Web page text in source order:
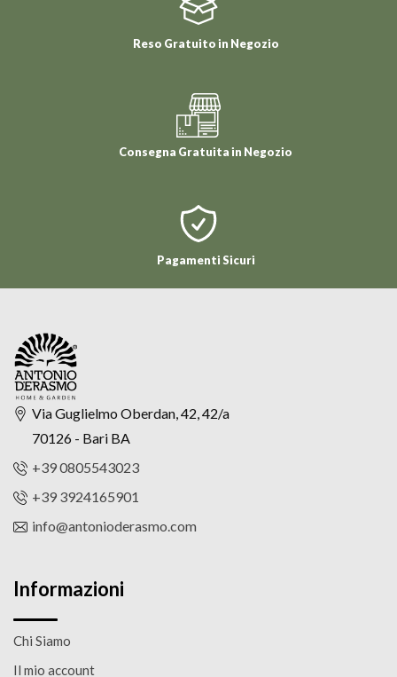
Reso Gratuito in Negozio
Consegna Gratuita in Negozio
Pagamenti Sicuri
Via Guglielmo Oberdan, 42, 42/a
70126 - Bari BA
+39 0805543023
+39 3924165901
info@antonioderasmo.com
Informazioni
Chi Siamo
Il mio account